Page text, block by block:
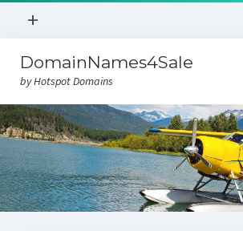
Menü
+
Hotspot.Domains
DomainNames4Sale
by Hotspot Domains
Home
Domainverkauf